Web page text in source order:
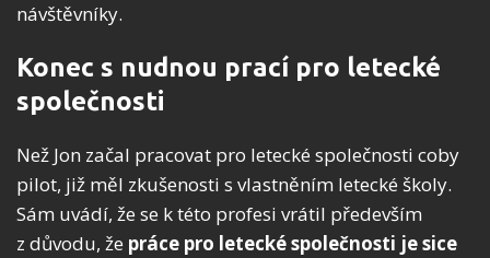
návštěvníky.
Konec s nudnou prací pro letecké
společnosti
Než Jon začal pracovat pro letecké společnosti coby
pilot, již měl zkušenosti s vlastněním letecké školy.
Sám uvádí, že se k této profesi vrátil především
z důvodu, že práce pro letecké společnosti je sice